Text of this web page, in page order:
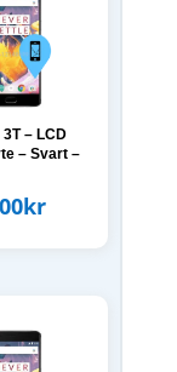
– LCD
– Svart –
kr